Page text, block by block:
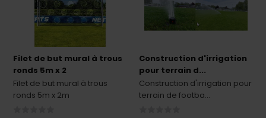
Filet de but mural à trous
ronds 5m x 2
Filet de but mural à trous
ronds 5m x 2m
Construction d'irrigation
pour terrain d...
Construction d'irrigation pour
terrain de footba...